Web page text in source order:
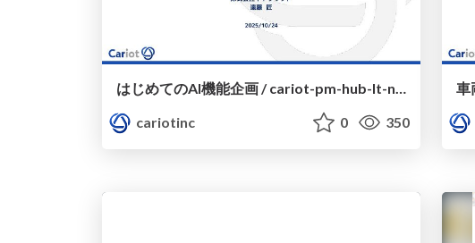
はじめてのAI機能企画 / cariot-pm-hub-lt-night
cariotinc
0 350